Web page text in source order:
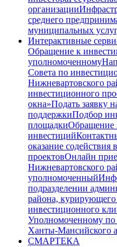
организации
среднего
муниципальных
Интерактивные
Обращение к
уполномоченному
Совета по
Нижневартовского
инвестиционного
окна»Подать заявку
поддержкиПодбор
площадкиОбращение
инвестиций
оказание
проектовОнлайн
Нижневартовского
уполномоченный
подразделении
района,
инвестиционного
Уполномоченному по
Ханты-Мансийского
СМАРТЕКА